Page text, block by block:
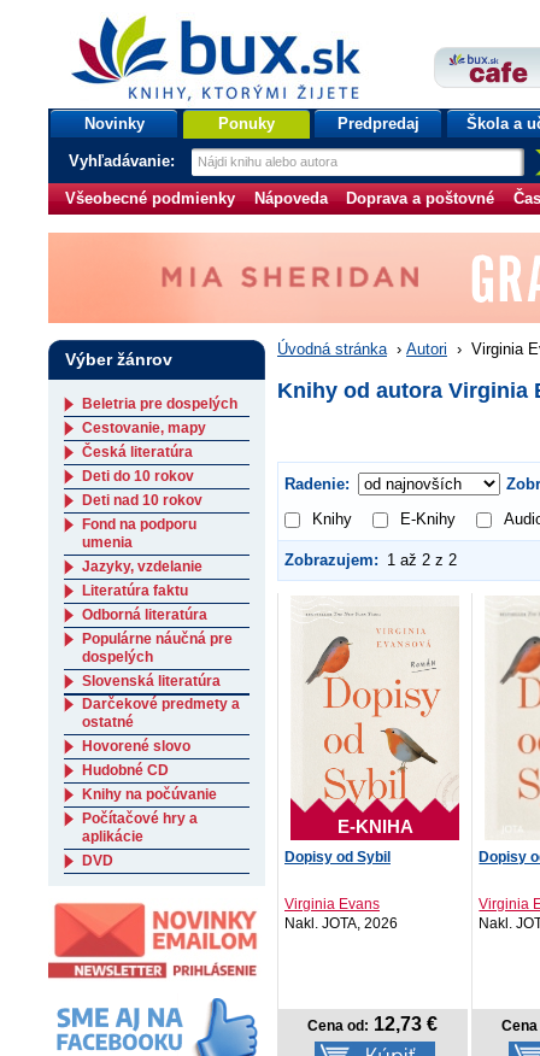
bux.sk
knihy, ktorými žijete
Úvodná stránka
Novinky Ponuky Predpredaj Škola a
Vyhľadávanie:
Všeobecné podmienky Nápoveda Doprava a poštovné
Úvodná stránka › Autori › Virginia
Knihy od autora Virginia
Radenie:
Knihy
E-Knihy
Zobrazujem: 1 až 2 z 2
E-KNIHA
Dopisy od Sybil
Virginia Evans
Nakl. JOTA, 2026
Cena od: 12,73 €
Dopisy
Virginia
Nakl.
Výber žánrov
Beletria pre dospelých
Cestovanie, mapy
Česká literatúra
Deti do 10 rokov
Deti nad 10 rokov
Fond na podporu
umenia
Jazyky, vzdelanie
Literatúra faktu
Odborná literatúra
Populárne náučná pre
dospelých
Slovenská literatúra
Darčekové predmety a
ostatné
Hovorené slovo
Hudobné CD
Knihy na počúvanie
Počítačové hry a
aplikácie
DVD